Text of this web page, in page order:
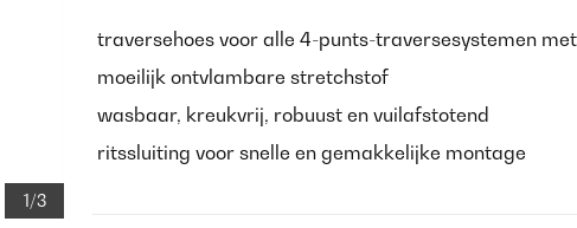
1/3
traversehoes voor alle 4-punts-traversesystemen
moeilijk ontvlambare stretchstof
wasbaar, kreukvrij, robuust en vuilafstotend
ritssluiting voor snelle en gemakkelijke montage